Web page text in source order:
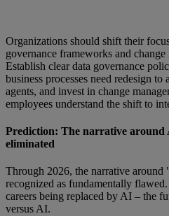
Organizations should shift their
governance frameworks and change
Establish clear data governance
business processes need redesign
agents, and invest in change
employees understand the shift to
Prediction: The narrative around
eliminated
Through 2026, the narrative
recognized as fundamentally
careers being replaced by AI – the
versus AI.